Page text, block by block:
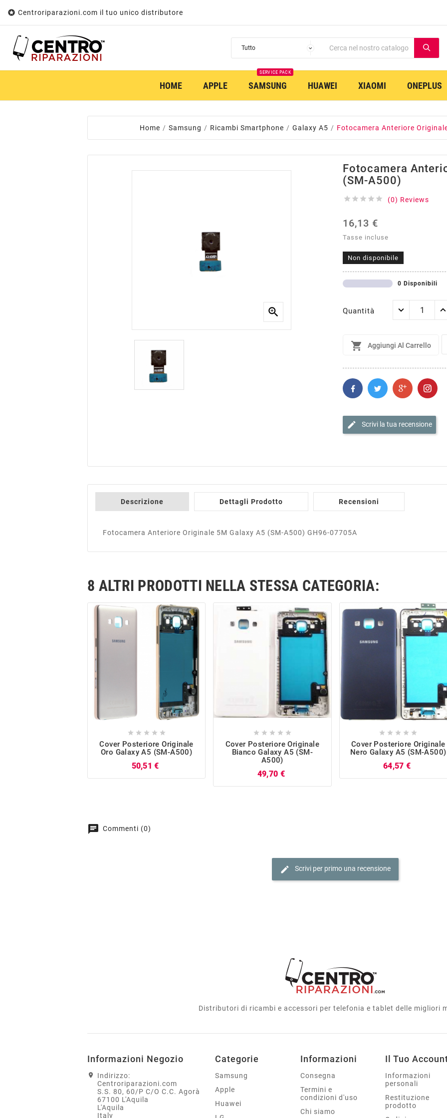
 Centroriparazioni.com il tuo unico distributore
HOME APPLE SAMSUNG
SERVICE PACK
HUAWEI XIAOMI ONEPLUS
Home Samsung Ricambi Smartphone Galaxy A5 Fotocamera Anteriore

Fotocamera
(SM-A500)
     (0) Reviews
16,13 €
Tasse incluse
Non disponibile
0 Disponibili
Quantità
 Aggiungi Al Carrello
edit Scrivi la tua recensione
Descrizione Dettagli Prodotto Recensioni
Fotocamera Anteriore Originale 5M Galaxy A5 (SM-A500) GH96-07705A
8 ALTRI PRODOTTI NELLA STESSA CATEGORIA:
    
Cover Posteriore Originale
Oro Galaxy A5 (SM-A500)
50,51 €
    
Cover Posteriore Originale
Bianco Galaxy A5 (SM-
A500)
49,70 €
    
Cover Posteriore Originale
Nero Galaxy A5 (SM-A500)
64,57 €
chat Commenti (0)
edit Scrivi per primo una recensione
Distributori di ricambi e accessori per telefonia e tablet delle migliori
Informazioni Negozio
Indirizzo:
Centroriparazioni.com
S.S. 80, 60/P C/O C.C. Agorà
67100 L'Aquila
L'Aquila
Italy
Categorie
Samsung
Apple
Huawei
Informazioni
Consegna
Termini e
condizioni d'uso
Chi siamo
Il Tuo
Informazioni
personali
Restituzione
prodotto